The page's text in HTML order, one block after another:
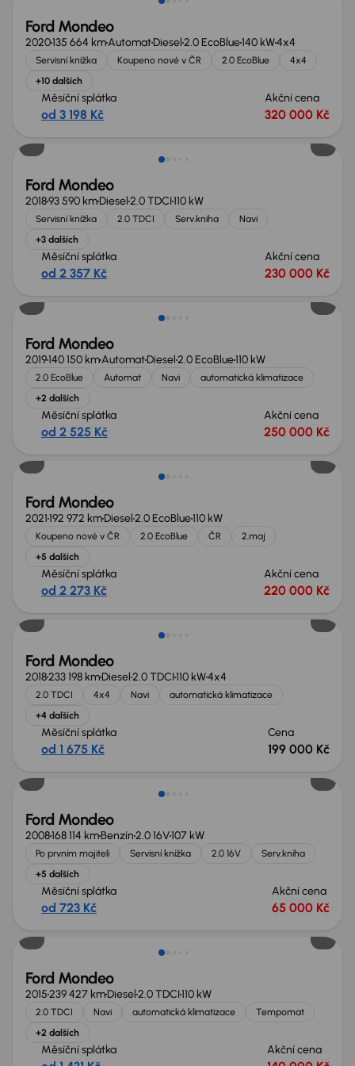
Ford Mondeo
2020135 664 kmAutomatDiesel2.0 EcoBlue140 kW4x4
Servisní knížka Koupeno nové v ČR 2.0 EcoBlue
4x4
+10 dalších
Měsíční splátka
od 3 198 Kč
Akční cena
320 000 Kč
Ford Mondeo
201893 590 kmDiesel2.0 TDCI110 kW
Servisní knížka 2.0 TDCI Serv.kniha
Navi
+3 dalších
Měsíční splátka
od 2 357 Kč
Akční cena
230 000 Kč
Zlevněno o 40 000 Kč
Ford Mondeo
2019140 150 kmAutomatDiesel2.0 EcoBlue110 kW
2.0 EcoBlue Automat Navi
automatická klimatizace
+2 dalších
Měsíční splátka
od 2 525 Kč
Akční cena
250 000 Kč
Možnost odpočtu DPH
Ford Mondeo
2021192 972 kmDiesel2.0 EcoBlue110 kW
Koupeno nové v ČR 2.0 EcoBlue ČR
2.maj
+5 dalších
Měsíční splátka
od 2 273 Kč
Akční cena
220 000 Kč
Ford Mondeo
2018233 198 kmDiesel2.0 TDCI110 kW4x4
2.0 TDCI 4x4 Navi
automatická klimatizace
+4 dalších
Měsíční splátka
od 1 675 Kč
Cena
199 000 Kč
Ford Mondeo
2008168 114 kmBenzín2.0 16V107 kW
Po prvním majiteli Servisní knížka 2.0 16V
Serv.kniha
+5 dalších
Měsíční splátka
od 723 Kč
Akční cena
65 000 Kč
Zlevněno o 15 000 Kč
Ford Mondeo
2015239 427 kmDiesel2.0 TDCI110 kW
2.0 TDCI Navi automatická klimatizace
Tempomat
+2 dalších
Měsíční splátka Akční cena